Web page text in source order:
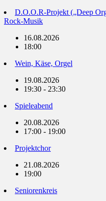
D.O.O.R-Projekt („Deep
Rock-Musik
16.08.2026
18:00
Wein, Käse, Orgel
19.08.2026
19:30 - 23:30
Spieleabend
20.08.2026
17:00 - 19:00
Projektchor
21.08.2026
19:00
Seniorenkreis